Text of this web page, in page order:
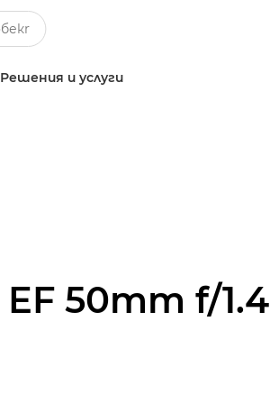
Решения и услуги
EF 50mm f/1.4